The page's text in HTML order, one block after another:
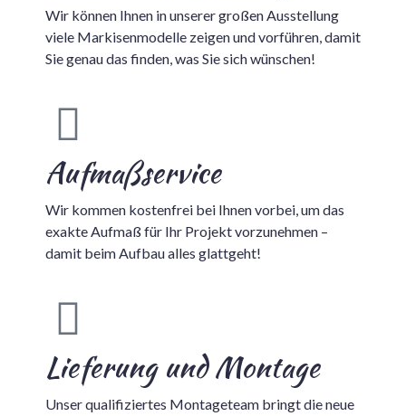
Wir können Ihnen in unserer großen Ausstellung
viele Markisenmodelle zeigen und vorführen, damit
Sie genau das finden, was Sie sich wünschen!
Aufmaßservice
Wir kommen kostenfrei bei Ihnen vorbei, um das
exakte Aufmaß für Ihr Projekt vorzunehmen –
damit beim Aufbau alles glattgeht!
Lieferung und Montage
Unser qualifiziertes Montageteam bringt die neue